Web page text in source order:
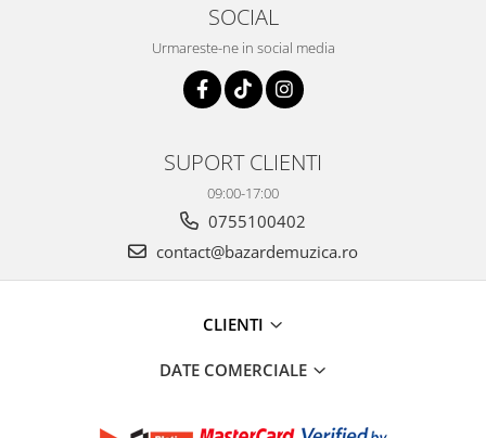
SOCIAL
Urmareste-ne in social media
SUPORT CLIENTI
09:00-17:00
0755100402
contact@bazardemuzica.ro
CLIENTI
DATE COMERCIALE